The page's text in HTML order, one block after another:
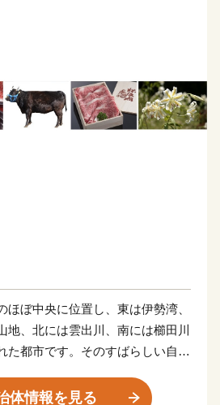
ぼ中央に位置し、東は伊勢湾、
地、北には雲出川、南には櫛田川
た都市です。そのすばらしい自然
牛（まつさかうし）”をはじめと
体情報を見る